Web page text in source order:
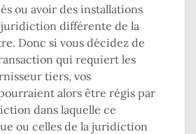
ou avoir des installations
juridiction différente de la
Donc si vous décidez de
qui requiert les
tiers, vos
alors être régis par
dans laquelle ce
ou celles de la juridiction